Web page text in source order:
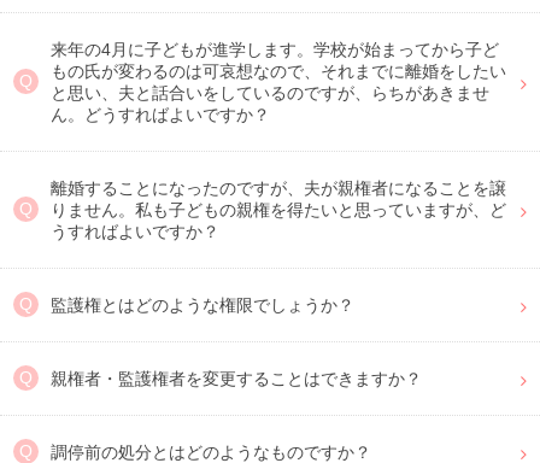
来年の4月に子どもが進学します。学校が始まってから子ど
もの氏が変わるのは可哀想なので、それまでに離婚をしたい
と思い、夫と話合いをしているのですが、らちがあきませ
ん。どうすればよいですか？
離婚することになったのですが、夫が親権者になることを譲
りません。私も子どもの親権を得たいと思っていますが、ど
うすればよいですか？
監護権とはどのような権限でしょうか？
親権者・監護権者を変更することはできますか？
調停前の処分とはどのようなものですか？